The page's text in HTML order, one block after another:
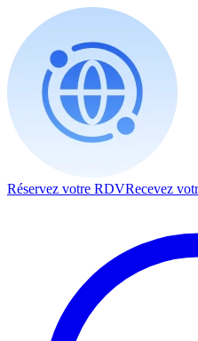
Réservez votre RDVRecevez